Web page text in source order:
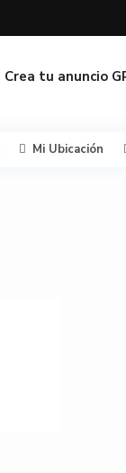
Crea tu anuncio
Mi Ubicación